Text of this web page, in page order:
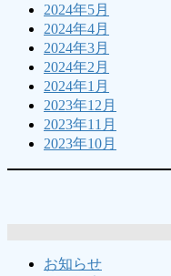
2024年5月
2024年4月
2024年3月
2024年2月
2024年1月
2023年12月
2023年11月
2023年10月
お知らせ